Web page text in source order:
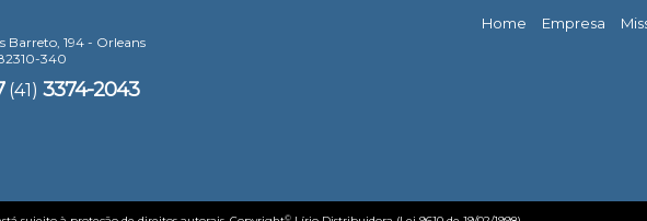
Barreto, 194 - Orleans
340
(41) 3374-2043
Home Empresa
©